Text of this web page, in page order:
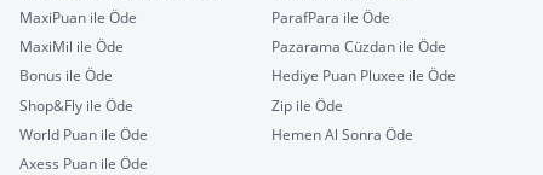
MaxiPuan ile Öde
ParafPara ile Öde
MaxiMil ile Öde
Pazarama Cüzdan ile Öde
Bonus ile Öde
Hediye Puan Pluxee ile Öde
Shop&Fly ile Öde
Zip ile Öde
World Puan ile Öde
Hemen Al Sonra Öde
Axess Puan ile Öde